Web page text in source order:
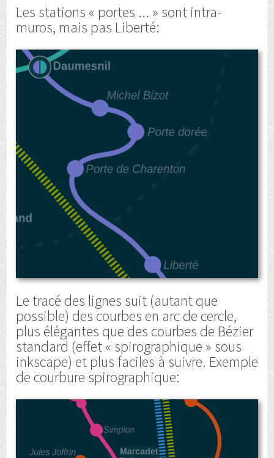
Les stations « portes ... » sont intra-
muros, mais pas Liberté:
Le tracé des lignes suit (autant que
possible) des courbes en arc de cercle,
plus élégantes que des courbes de Bézier
standard (effet « spirographique » sous
inkscape) et plus faciles à suivre. Exemple
de courbure spirographique: